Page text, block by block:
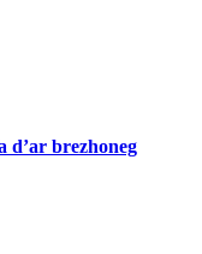
d’ar brezhoneg